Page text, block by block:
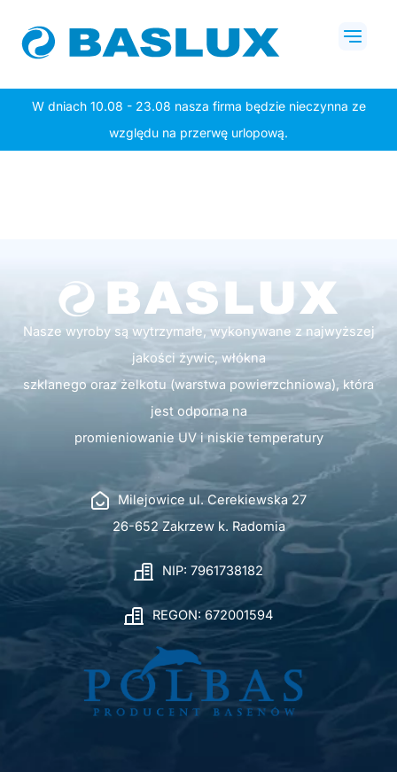
treści
W dniach 10.08 - 23.08 nasza firma będzie nieczynna ze
względu na przerwę urlopową.
Nasze wyroby są wytrzymałe, wykonywane z najwyższej
jakości żywic, włókna
szklanego oraz żelkotu (warstwa powierzchniowa), która
jest odporna na
promieniowanie UV i niskie temperatury
Milejowice ul. Cerekiewska 27
26-652 Zakrzew k. Radomia
NIP: 7961738182
REGON: 672001594